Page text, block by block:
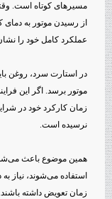
مسیرهای کوتاه است.
از رسیدن موتور به
عملکرد کامل خود را
در استارت سرد، روغن
موتور برسد. اگر این
زمان کارکرد خود در
نرسیده است.
همین موضوع باعث
استفاده می‌شوند،
زمان تعویض داشته باشند.